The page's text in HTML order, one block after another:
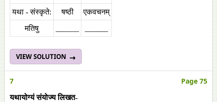
यथा - संस्कृते:
षष्ठी
एकवचनम्
मतिषु
VIEW SOLUTION
7 Page 75
यथायोग्यं संयोज्य लिखत-